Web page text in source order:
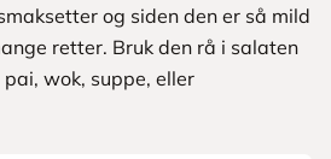
og siden den er så mild
retter. Bruk den rå i salaten
wok, suppe, eller